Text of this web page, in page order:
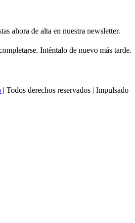
ahora de alta en nuestra newsletter.
Inténtalo de nuevo más tarde.
| Todos derechos reservados | Impulsado